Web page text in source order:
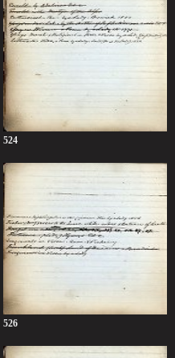
524
526